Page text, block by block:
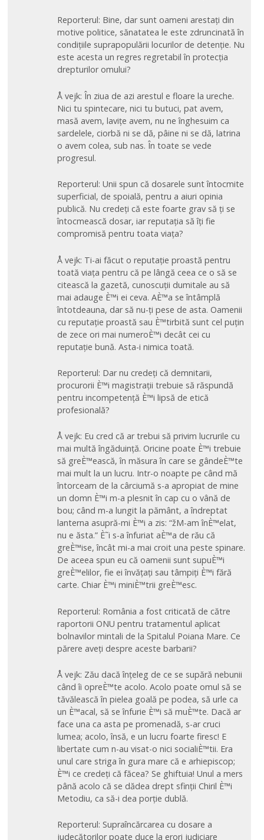
Reporterul: Bine, dar sunt oameni arestați din
motive politice, sănatatea le este zdruncinată în
condițiile suprapopulării locurilor de detenție. Nu
este acesta un regres regretabil în protecția
drepturilor omului?
Å vejk: În ziua de azi arestul e floare la ureche.
Nici tu spintecare, nici tu butuci, pat avem,
masă avem, lavițe avem, nu ne înghesuim ca
sardelele, ciorbă ni se dă, pâine ni se dă, latrina
o avem colea, sub nas. În toate se vede
progresul.
Reporterul: Unii spun că dosarele sunt întocmite
superficial, de spoială, pentru a aiuri opinia
publică. Nu credeți că este foarte grav să ți se
întocmească dosar, iar reputația să îți fie
compromisă pentru toata viața?
Å vejk: Ti-ai făcut o reputație proastă pentru
toată viața pentru că pe lângă ceea ce o să se
citească la gazetă, cunoscuții dumitale au să
mai adauge È™i ei ceva. AÈ™a se întâmplă
întotdeauna, dar să nu-ți pese de asta. Oamenii
cu reputație proastă sau È™tirbită sunt cel puțin
de zece ori mai numeroÈ™i decât cei cu
reputație bună. Asta-i nimica toată.
Reporterul: Dar nu credeți că demnitarii,
procurorii È™i magistrații trebuie să răspundă
pentru incompetență È™i lipsă de etică
profesională?
Å vejk: Eu cred că ar trebui să privim lucrurile cu
mai multă îngăduință. Oricine poate È™i trebuie
să greÈ™ească, în măsura în care se gândeÈ™te
mai mult la un lucru. Intr-o noapte pe când mă
întorceam de la cârciumă s-a apropiat de mine
un domn È™i m-a plesnit în cap cu o vână de
bou; când m-a lungit la pământ, a îndreptat
lanterna asupră-mi È™i a zis: “žM-am înÈ™elat,
nu e ăsta.” È˜i s-a înfuriat aÈ™a de rău că
greÈ™ise, încât mi-a mai croit una peste spinare.
De aceea spun eu că oamenii sunt supuÈ™i
greÈ™elilor, fie ei învățați sau tâmpiți È™i fără
carte. Chiar È™i miniÈ™trii greÈ™esc.
Reporterul: România a fost criticată de către
raportorii ONU pentru tratamentul aplicat
bolnavilor mintali de la Spitalul Poiana Mare. Ce
părere aveți despre aceste barbarii?
Å vejk: Zău dacă înțeleg de ce se supără nebunii
când îi opreÈ™te acolo. Acolo poate omul să se
tăvălească în pielea goală pe podea, să urle ca
un È™acal, să se înfurie È™i să muÈ™te. Dacă ar
face una ca asta pe promenadă, s-ar cruci
lumea; acolo, însă, e un lucru foarte firesc! E
libertate cum n-au visat-o nici socialiÈ™tii. Era
unul care striga în gura mare că e arhiepiscop;
È™i ce credeți că făcea? Se ghiftuia! Unul a mers
până acolo că se dădea drept sfinții Chiril È™i
Metodiu, ca să-i dea porție dublă.
Reporterul: Supraîncărcarea cu dosare a
judecătorilor poate duce la erori judiciare